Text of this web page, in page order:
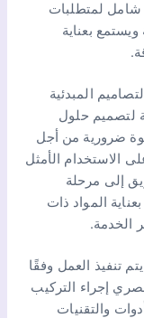
شامل لمتطلبات
بعناية
المبدئية
لتصميم حلول
ضرورية من أجل
الاستخدام الأمثل
إلى مرحلة
المواد ذات
الخدمة.
تنفيذ العمل وفقًا
إجراء التركيب
والتقنيات